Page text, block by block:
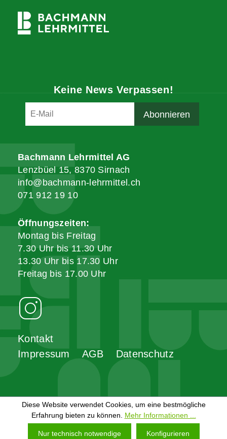
Keine News Verpassen!
Kontakt
Impressum
AGB Datenschutz
Bachmann Lehrmittel AG
Lenzbüel 15, 8370 Sirnach
info@bachmann-lehrmittel.ch
071 912 19 10
Öffnungszeiten:
Montag bis Freitag
7.30 Uhr bis 11.30 Uhr
13.30 Uhr bis 17.30 Uhr
Freitag bis 17.00 Uhr
Diese Website verwendet Cookies, um eine bestmögliche
Erfahrung bieten zu können. Mehr Informationen ...
Nur technisch notwendige Konfigurieren